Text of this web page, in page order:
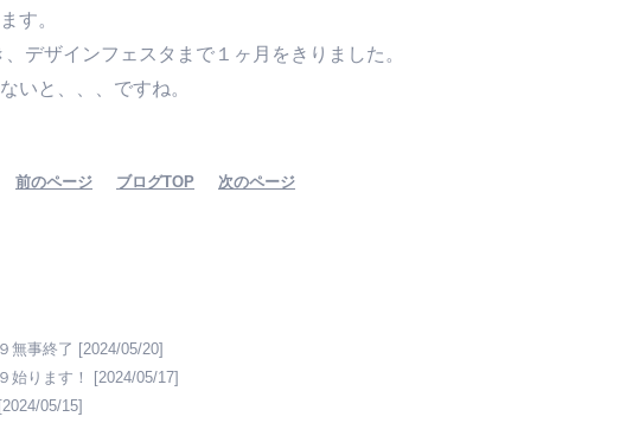
す。
デザインフェスタまで１ヶ月をきりました。
いと、、、ですね。
前のページ ブログTOP 次のページ
無事終了 [2024/05/20]
始ります！
[2024/05/17]
[2024/05/15]